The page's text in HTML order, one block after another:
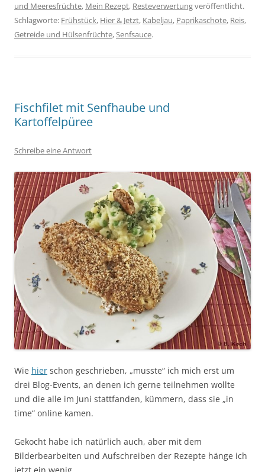
und Meeresfrüchte, Mein Rezept, Resteverwertungveröffentlicht.
Schlagworte: Frühstück, Hier & Jetzt, Kabeljau, Paprikaschote, Reis,
Getreide und Hülsenfrüchte,Senfsauce.
Fischfilet mit Senfhaube und
Kartoffelpüree
Schreibe eine Antwort
Wie hier schon geschrieben, „musste“ ich mich erst um
drei Blog-Events, an denen ich gerne teilnehmen wollte
und die alle im Juni stattfanden, kümmern, dass sie „in
time“ online kamen.
Gekocht habe ich natürlich auch, aber mit dem
Bilderbearbeiten und Aufschreiben der Rezepte hänge ich